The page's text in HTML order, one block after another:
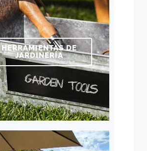
HERRAMIENTAS DE
JARDINERÍA